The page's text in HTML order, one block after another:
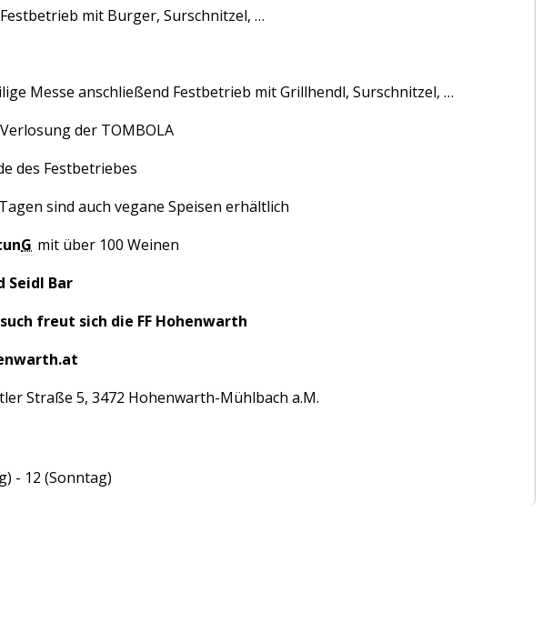
mit Burger, Surschnitzel, …
Messe anschließend Festbetrieb mit Grillhendl, Surschnitzel, …
der TOMBOLA
des Festbetriebes
sind auch vegane Speisen erhältlich
G mit über 100 Weinen
Seidl Bar
freut sich die FF Hohenwarth
Straße 5, 3472 Hohenwarth-Mühlbach a.M.
- 12 (Sonntag)